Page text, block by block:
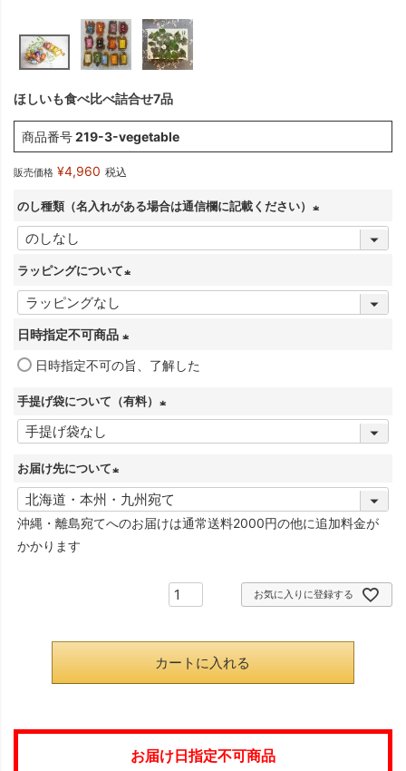
ほしいも食べ比べ詰合せ7品
商品番号219-3-vegetable
販売価格 ¥4,960 税込
のし種類（名入れがある場合は通信欄に記載ください）
ラッピングについて
)
日時指定不可商品
(
須
日時指定不可の旨、了解した
手提げ袋について（有料）
)
お届け先について
(
必
沖縄・離島宛てへのお届けは通常送料2000円の他に追加料金が
かかります
お気に入りに登録する
カートに入れる
お届け日指定不可商品